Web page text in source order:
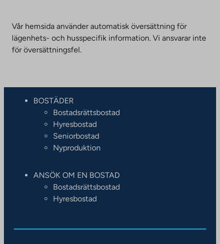
Vår hemsida använder automatisk översättning för
lägenhets- och husspecifik information. Vi ansvarar inte
för översättningsfel.
BOSTÄDER
Bostadsrättsbostad
Hyresbostad
Seniorbostad
Nyproduktion
ANSÖK OM EN BOSTAD
Bostadsrättsbostad
Hyresbostad